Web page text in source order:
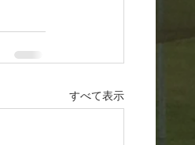
すべて表示